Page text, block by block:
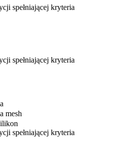
spełniającej kryteria
spełniającej kryteria
mesh
spełniającej kryteria